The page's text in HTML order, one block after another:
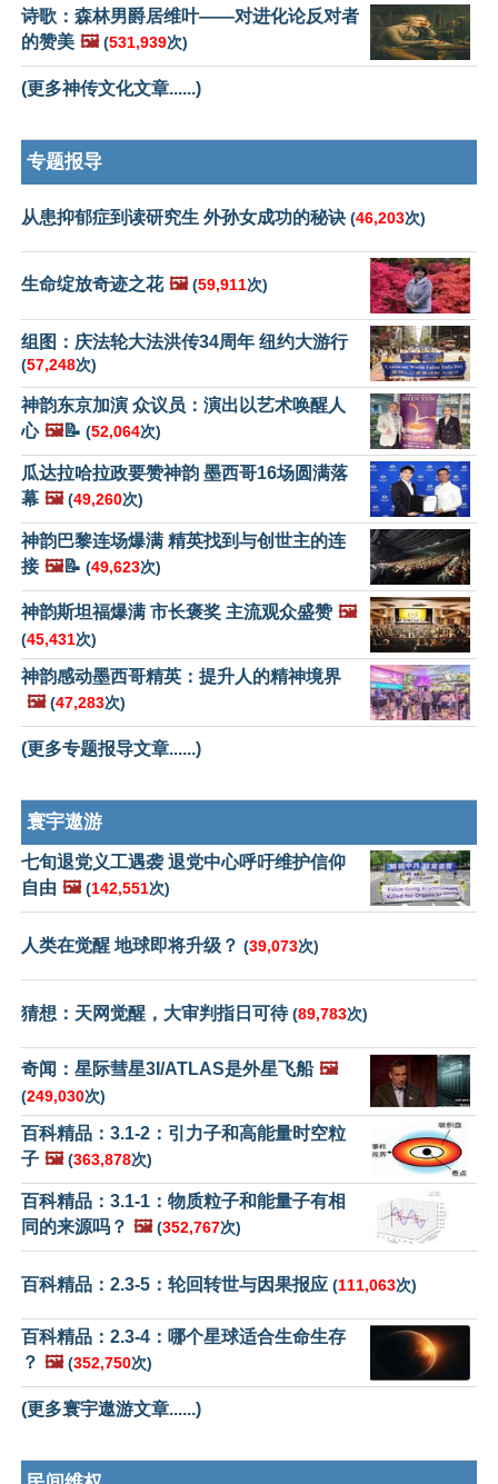
诗歌：森林男爵居维叶——对进化论反对者
的赞美 🖼️ (531,939次)
(更多神传文化文章......)
专题报导
从患抑郁症到读研究生 外孙女成功的秘诀 (46,203次)
生命绽放奇迹之花 🖼️ (59,911次)
组图：庆法轮大法洪传34周年 纽约大游行
(57,248次)
神韵东京加演 众议员：演出以艺术唤醒人
心 🖼️📝 (52,064次)
瓜达拉哈拉政要赞神韵 墨西哥16场圆满落
幕 🖼️ (49,260次)
神韵巴黎连场爆满 精英找到与创世主的连
接 🖼️📝 (49,623次)
神韵斯坦福爆满 市长褒奖 主流观众盛赞 🖼️
(45,431次)
神韵感动墨西哥精英：提升人的精神境界
🖼️ (47,283次)
(更多专题报导文章......)
寰宇遨游
七旬退党义工遇袭 退党中心呼吁维护信仰
自由 🖼️ (142,551次)
人类在觉醒 地球即将升级？ (39,073次)
猜想：天网觉醒，大审判指日可待(89,783次)
奇闻：星际彗星3I/ATLAS是外星飞船 🖼️
(249,030次)
百科精品：3.1-2：引力子和高能量时空粒
子 🖼️ (363,878次)
百科精品：3.1-1：物质粒子和能量子有相
同的来源吗？ 🖼️ (352,767次)
百科精品：2.3-5：轮回转世与因果报应 (111,063次)
百科精品：2.3-4：哪个星球适合生命生存
？ 🖼️ (352,750次)
(更多寰宇遨游文章......)